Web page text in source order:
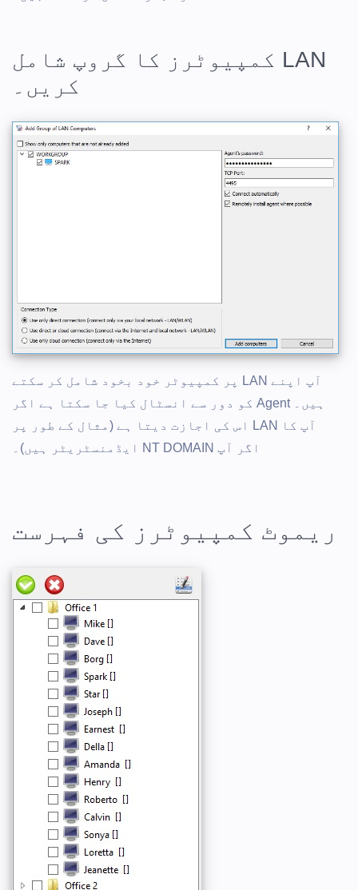
LAN کمپیوٹرز کا گروپ شامل
کریں۔
آپ اپنے LAN پر کمپیوٹر خود بخود شامل کر سکتے
ہیں۔ Agent کو دور سے انسٹال کیا جا سکتا ہے اگر
آپ کا LAN اس کی اجازت دیتا ہے (مثال کے طور پر
اگر آپ NT DOMAIN ایڈمنسٹریٹر ہیں)۔
ریموٹ کمپیوٹرز کی فہرست